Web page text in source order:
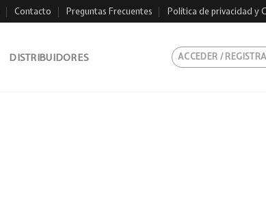
Contacto Preguntas Frecuentes Política de privacidad y
DISTRIBUIDORES ACCEDER /